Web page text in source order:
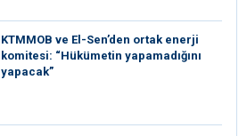
KTMMOB ve El-Sen’den ortak enerji
komitesi: “Hükümetin yapamadığını
yapacak”